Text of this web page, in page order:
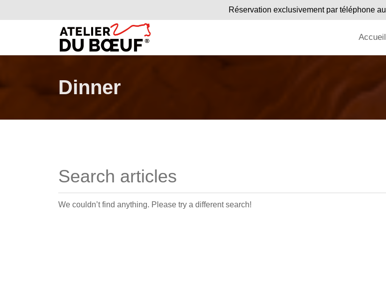
Réservation exclusivement par téléphone au
Accueil
Dinner
We couldn’t find anything. Please try a different search!